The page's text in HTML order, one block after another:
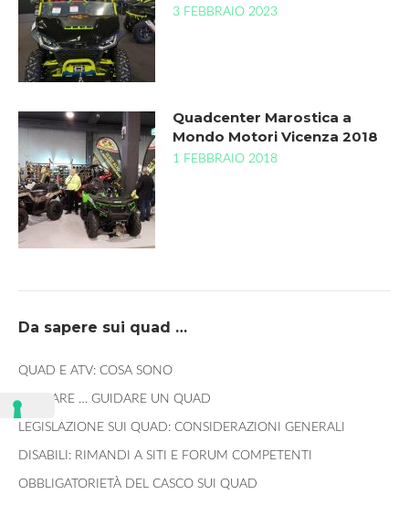
3 FEBBRAIO 2023
Quadcenter Marostica a
Mondo Motori Vicenza 2018
1 FEBBRAIO 2018
Da sapere sui quad …
QUAD E ATV: COSA SONO
QUIDARE … GUIDARE UN QUAD
LEGISLAZIONE SUI QUAD: CONSIDERAZIONI GENERALI
DISABILI: RIMANDI A SITI E FORUM COMPETENTI
OBBLIGATORIETÀ DEL CASCO SUI QUAD